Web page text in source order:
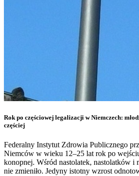
Rok po częściowej legalizacji w Niemczech:
częściej
Federalny Instytut Zdrowia Publicznego
Niemców w wieku 12–25 lat rok po
konopnej. Wśród nastolatek, nastolatków i
nie zmieniło. Jedyny istotny wzrost